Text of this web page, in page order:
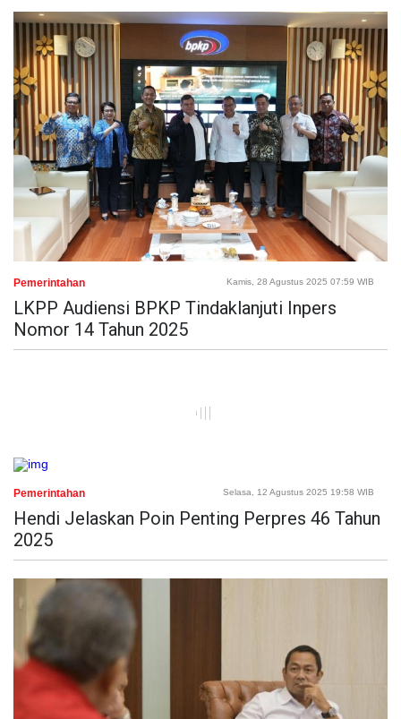
Pemerintahan Kamis, 28 Agustus 2025 07:59 WIB
LKPP Audiensi BPKP Tindaklanjuti Inpers
Nomor 14 Tahun 2025
Pemerintahan Selasa, 12 Agustus 2025 19:58 WIB
Hendi Jelaskan Poin Penting Perpres 46 Tahun
2025